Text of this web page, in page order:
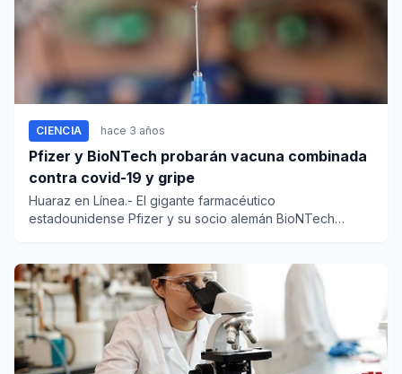
CIENCIA hace 3 años
Pfizer y BioNTech probarán vacuna combinada
contra covid-19 y gripe
Huaraz en Línea.- El gigante farmacéutico
estadounidense Pfizer y su socio alemán BioNTech